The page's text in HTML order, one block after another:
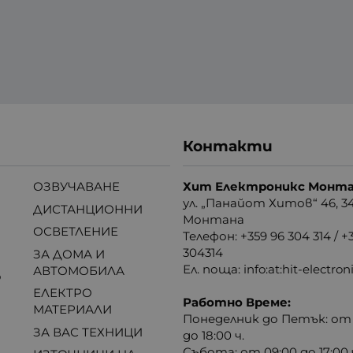
55V DC (0)
(0)
(0)
(0)
DC (0)
DC (0)
36V DC
40V DC (0)
ОЗВУЧАВАНЕ
ДИСТАНЦИОННИ
ОСВЕТЛЕНИЕ
ЗА ДОМА И
АВТОМОБИЛА
ЕЛЕКТРО
МАТЕРИАЛИ
ЗА ВАС ТЕХНИЦИ
Контакти
Хит Електроникс
ул. „Панайот Хитов“ 46,
Монтана
Телефон: +359 96 304 314 /
304314
Ел. поща: info:at:hit-
Работно Време:
Понеделник до Петък: от
до 18:00 ч.